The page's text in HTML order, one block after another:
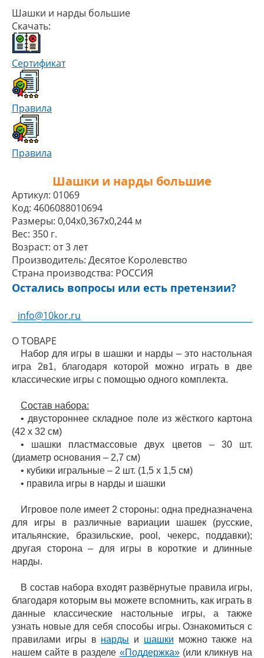
Шашки и нарды большие
Скачать:
Сертификат
Правила
Правила
Шашки и нарды большие
Артикул: 01069
Код: 4606088010694
Размеры: 0,04x0,367x0,244 м
Вес: 350 г.
Возраст: от 3 лет
Производитель: Десятое Королевство
Страна производства: РОССИЯ
Остались вопросы или есть претензии?
info@10kor.ru
О ТОВАРЕ
Набор для игры в шашки и нарды – это настольная
игра 2в1, благодаря которой можно играть в две
классические игры с помощью одного комплекта.
Состав набора:
• двустороннее складное поле из жёсткого картона
(42 х 32 см)
• шашки пластмассовые двух цветов – 30 шт.
(диаметр основания – 2,7 см)
• кубики игральные – 2 шт. (1,5 х 1,5 см)
• правила игры в нарды и шашки
Игровое поле имеет 2 стороны: одна предназначена
для игры в различные вариации шашек (русские,
итальянские, бразильские, pool, чекерс, поддавки);
другая сторона – для игры в короткие и длинные
нарды.
В состав набора входят развёрнутые правила игры,
благодаря которым вы можете вспомнить, как играть в
данные классические настольные игры, а также
узнать новые для себя способы игры. Ознакомиться с
правилами игры в нарды и шашки можно также на
нашем сайте в разделе «Поддержка»(или кликнув на